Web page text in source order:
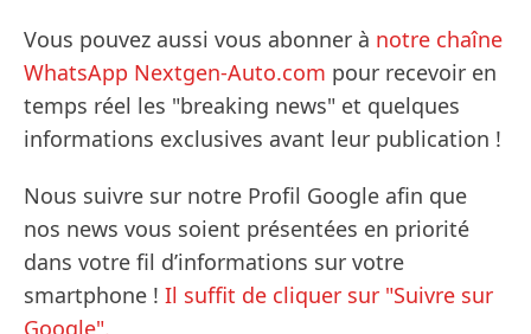
Vous pouvez aussi vous abonner à notre chaîne
WhatsApp Nextgen-Auto.com pour recevoir en
temps réel les "breaking news" et quelques
informations exclusives avant leur publication !
Nous suivre sur notre Profil Google afin que
nos news vous soient présentées en priorité
dans votre fil d’informations sur votre
smartphone ! Il suffit de cliquer sur "Suivre sur